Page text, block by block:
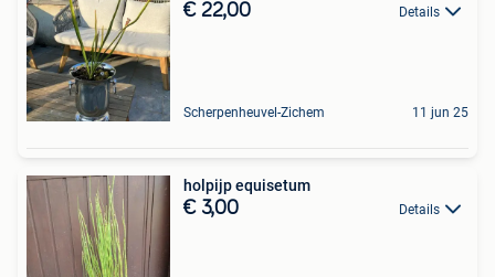
€ 22,00 Details
Scherpenheuvel-Zichem 11 jun 25
holpijp equisetum
€ 3,00 Details